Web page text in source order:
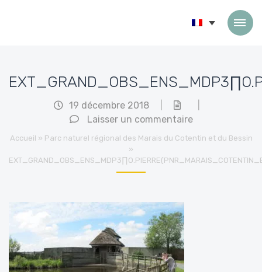
19 décembre 2018
Laisser un commentaire
Accueil » Parc naturel régional des Marais du Cotentin et du Bessin
»